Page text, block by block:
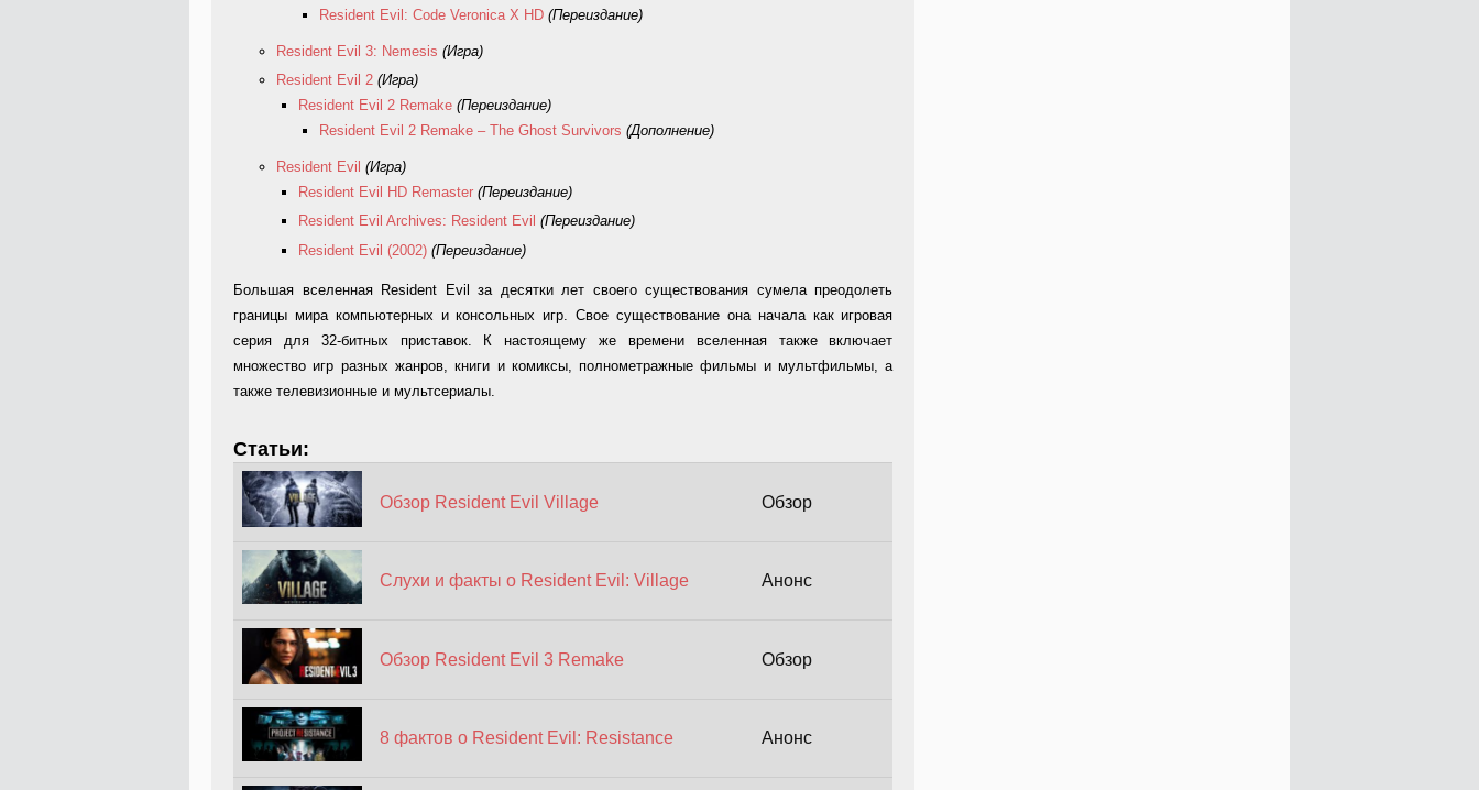
Resident Evil: Code Veronica X HD (Переиздание)
Resident Evil 3: Nemesis (Игра)
Resident Evil 2 (Игра)
Resident Evil 2 Remake (Переиздание)
Resident Evil 2 Remake – The Ghost Survivors (Дополнение)
Resident Evil (Игра)
Resident Evil HD Remaster (Переиздание)
Resident Evil Archives: Resident Evil (Переиздание)
Resident Evil (2002) (Переиздание)
Большая вселенная Resident Evil за десятки лет своего существования сумела преодолеть
границы мира компьютерных и консольных игр. Свое существование она начала как игровая
серия для 32-битных приставок. К настоящему же времени вселенная также включает
множество игр разных жанров, книги и комиксы, полнометражные фильмы и мультфильмы, а
также телевизионные и мультсериалы.
Статьи:
Обзор Resident Evil Village Обзор
Слухи и факты о Resident Evil: Village Анонс
Обзор Resident Evil 3 Remake Обзор
8 фактов о Resident Evil: Resistance Анонс